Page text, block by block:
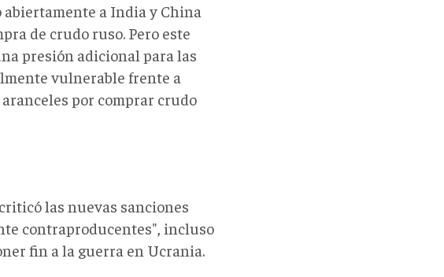
a India y China
de crudo ruso. Pero este
presión adicional para las
vulnerable frente a
por comprar crudo
las nuevas sanciones
contraproducentes", incluso
fin a la guerra en Ucrania.